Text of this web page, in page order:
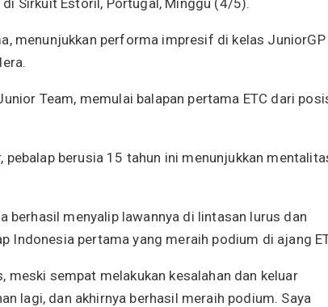
Sirkuit Estoril, Portugal, Minggu (4/5).
menunjukkan performa impresif di kelas JuniorGP
Team, memulai balapan pertama ETC dari
berusia 15 tahun ini menunjukkan
berhasil menyalip lawannya di lintasan lurus dan
Indonesia pertama yang meraih podium di ajang
meski sempat melakukan kesalahan dan keluar
lagi, dan akhirnya berhasil meraih podium. Saya